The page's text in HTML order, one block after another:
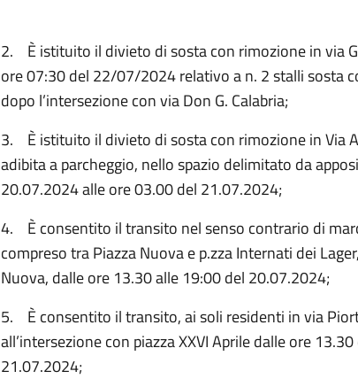
2. È istituito il divieto di sosta con rimozione in via
ore 07:30 del 22/07/2024 relativo a n. 2 stalli sosta
dopo l’intersezione con via Don G. Calabria;
3. È istituito il divieto di sosta con rimozione in Via
adibita a parcheggio, nello spazio delimitato da
20.07.2024 alle ore 03.00 del 21.07.2024;
4. È consentito il transito nel senso contrario di
compreso tra Piazza Nuova e p.zza Internati dei
Nuova, dalle ore 13.30 alle 19:00 del 20.07.2024;
5. È consentito il transito, ai soli residenti in via
all’intersezione con piazza XXVI Aprile dalle ore
21.07.2024;